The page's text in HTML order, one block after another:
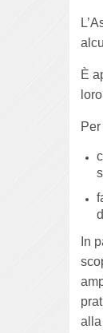
È
In